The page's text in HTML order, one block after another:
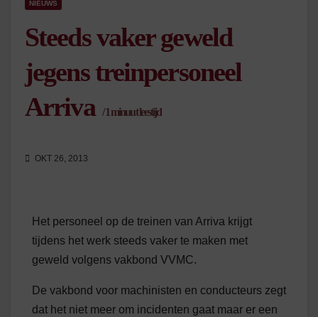
NIEUWS
Steeds vaker geweld
jegens treinpersoneel
Arriva
/1 minuut leestijd
OKT 26, 2013
Het personeel op de treinen van Arriva krijgt
tijdens het werk steeds vaker te maken met
geweld volgens vakbond VVMC.
De vakbond voor machinisten en conducteurs zegt
dat het niet meer om incidenten gaat maar er een